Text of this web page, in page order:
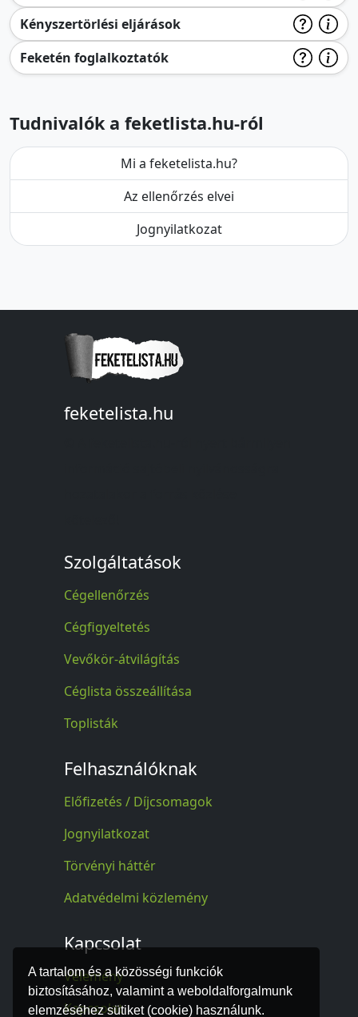
A tartalom és a közösségi funkciók
biztosításához, valamint a weboldalforgalmunk
elemzéséhez sütiket (cookie) használunk.
Kényszertörlési eljárások
Feketén foglalkoztatók
Tudnivalók a feketlista.hu-ról
Mi a feketelista.hu?
Az ellenőrzés elvei
Jognyilatkozat
feketelista.hu
Szolgáltatások
Cégellenőrzés
Cégfigyeltetés
Vevőkör-átvilágítás
Céglista összeállítása
Toplisták
Felhasználóknak
Előfizetés / Díjcsomagok
Jognyilatkozat
Törvényi háttér
Adatvédelmi közlemény
Kapcsolat
Vélemény
Kapcsolat